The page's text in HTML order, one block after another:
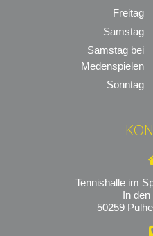
Freitag
Samstag
Samstag bei
Medenspielen
Sonntag
Tennishalle im
In
50259